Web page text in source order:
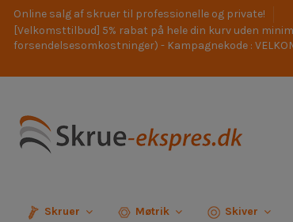
Online salg af skruer til professionelle og private!
[Velkomsttilbud] 5% rabat på hele din kurv uden
forsendelsesomkostninger) - Kampagnekode :
Skruer Møtrik Skiver